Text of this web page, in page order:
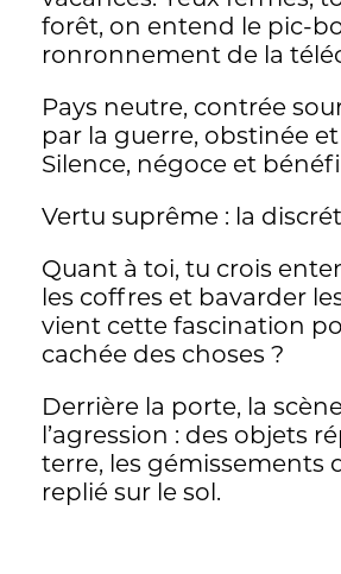
français et qu’il avait
Valais, comme d’autres
longue lutte des
la nature, contre ses
contre sa mainmise, rend
pour seuls en-têtes les
Meizoz met aussi en écho
du militant écologiste de
d’autres épisodes de
n’a pas pu passer: en
abattu malgré
l’affaire du petit Luca, fils
italiens d’un restaurant de
forêt, on entend le pic-
ronronnement de la
Pays neutre, contrée
par la guerre, obstinée
Silence, négoce et
Vertu suprême : la
Quant à toi, tu crois
les coffres et bavarder
vient cette fascination
cachée des choses ?
Derrière la porte, la
l’agression : des objets
terre, les gémissements
replié sur le sol.